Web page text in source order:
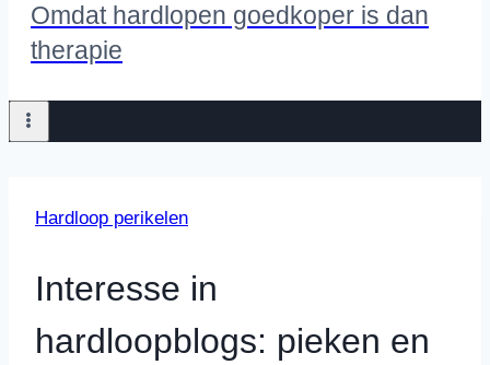
Omdat hardlopen goedkoper is dan
therapie
Hardloop perikelen
Interesse in
hardloopblogs: pieken en